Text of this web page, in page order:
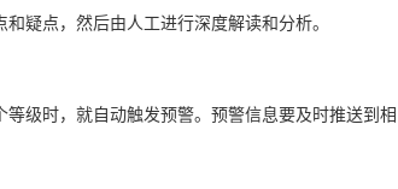
疑点，然后由人工进行深度解读和分析。
级时，就自动触发预警。预警信息要及时推送到相